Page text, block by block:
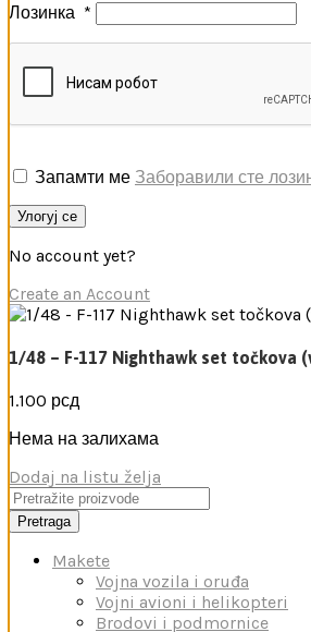
Лозинка *
Запамти ме Заборавили сте
Улогуј се
No account yet?
Create an Account
1/48 – F-117 Nighthawk set točkova
1.100 рсд
Нема на залихама
Dodaj na listu želja
Pretraga
Makete
Vojna vozila i oruđa
Vojni avioni i helikopteri
Brodovi i podmornice